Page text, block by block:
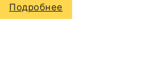
Подробнее